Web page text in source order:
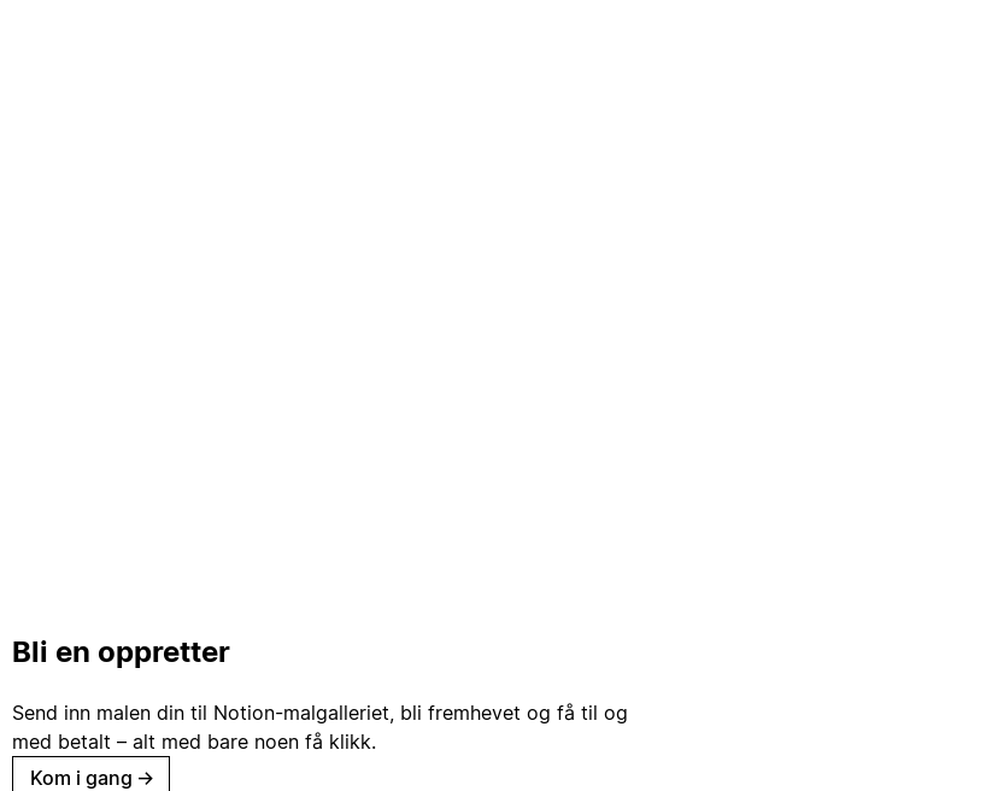
Bli en oppretter
Send inn malen din til Notion-malgalleriet, bli fremhevet og få til og
med betalt – alt med bare noen få klikk.
Kom i gang →